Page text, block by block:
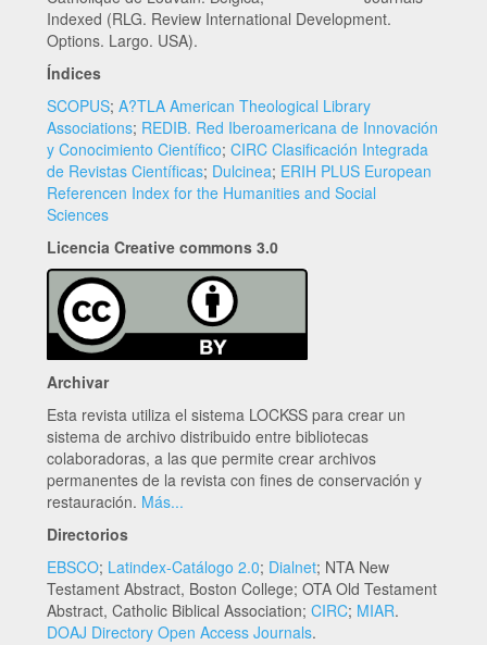
Indexed (RLG. Review International Development.
Options. Largo. USA).
Índices
SCOPUS; A?TLA American Theological Library
Associations; REDIB. Red Iberoamericana de Innovación
y Conocimiento Científico; CIRC Clasificación Integrada
de Revistas Científicas; Dulcinea; ERIH PLUS European
Referencen Index for the Humanities and Social
Sciences
Licencia Creative commons 3.0
Archivar
Esta revista utiliza el sistema LOCKSS para crear un
sistema de archivo distribuido entre bibliotecas
colaboradoras, a las que permite crear archivos
permanentes de la revista con fines de conservación y
restauración. Más...
Directorios
EBSCO; Latindex-Catálogo 2.0; Dialnet; NTA New
Testament Abstract, Boston College; OTA Old Testament
Abstract, Catholic Biblical Association; CIRC; MIAR.
DOAJ Directory Open Access Journals.